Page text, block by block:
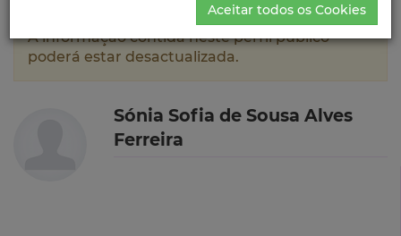
A informação contida neste perfil público
poderá estar desactualizada.
Sónia Sofia de Sousa Alves
Ferreira
Aceitar todos os Cookies